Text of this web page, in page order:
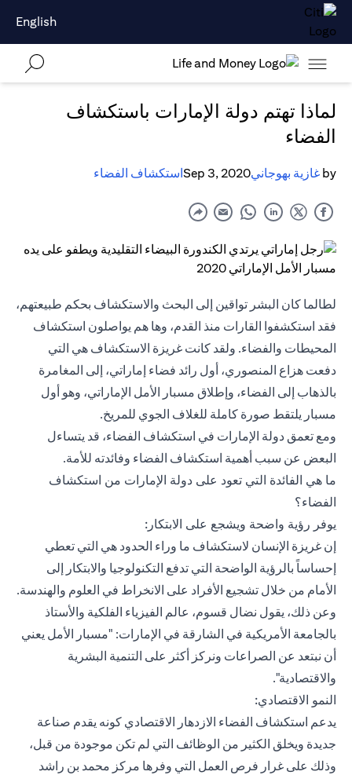
English
لماذا تهتم دولة الإمارات باستكشاف
الفضاء
by غازية بهوجانيSep 3, 2020استكشاف الفضاء
لطالما كان البشر تواقين إلى البحث والاستكشاف بحكم طبيعتهم،
فقد استكشفوا القارات منذ القدم، وها هم يواصلون استكشاف
المحيطات والفضاء. ولقد كانت غريزة الاستكشاف هي التي
دفعت هزاع المنصوري، أول رائد فضاء إماراتي، إلى المغامرة
بالذهاب إلى الفضاء، وإطلاق مسبار الأمل الإماراتي، وهو أول
مسبار يلتقط صورة كاملة للغلاف الجوي للمريخ.
ومع تعمق دولة الإمارات في استكشاف الفضاء، قد يتساءل
البعض عن سبب أهمية استكشاف الفضاء وفائدته للأمة.
ما هي الفائدة التي تعود على دولة الإمارات من استكشاف
الفضاء؟
يوفر رؤية واضحة ويشجع على الابتكار:
إن غريزة الإنسان لاستكشاف ما وراء الحدود هي التي تعطي
إحساساً بالرؤية الواضحة التي تدفع التكنولوجيا والابتكار إلى
الأمام من خلال تشجيع الأفراد على الانخراط في العلوم والهندسة.
وعن ذلك، يقول نضال قسوم، عالم الفيزياء الفلكية والأستاذ
بالجامعة الأمريكية في الشارقة في الإمارات: "مسبار الأمل يعني
أن نبتعد عن الصراعات ونركز أكثر على التنمية البشرية
والاقتصادية".
النمو الاقتصادي:
يدعم استكشاف الفضاء الازدهار الاقتصادي كونه يقدم صناعة
جديدة ويخلق الكثير من الوظائف التي لم تكن موجودة من قبل،
وذلك على غرار فرص العمل التي وفرها مركز محمد بن راشد